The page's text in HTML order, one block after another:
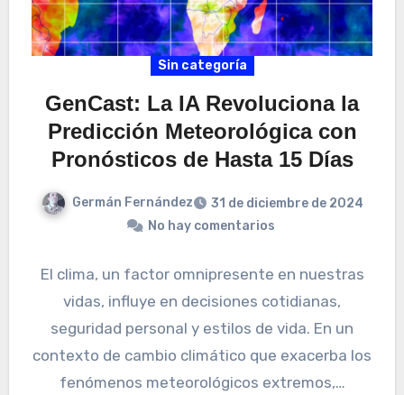
Sin categoría
GenCast: La IA Revoluciona la
Predicción Meteorológica con
Pronósticos de Hasta 15 Días
Germán Fernández
31 de diciembre de 2024
No hay comentarios
El clima, un factor omnipresente en nuestras
vidas, influye en decisiones cotidianas,
seguridad personal y estilos de vida. En un
contexto de cambio climático que exacerba los
fenómenos meteorológicos extremos,…